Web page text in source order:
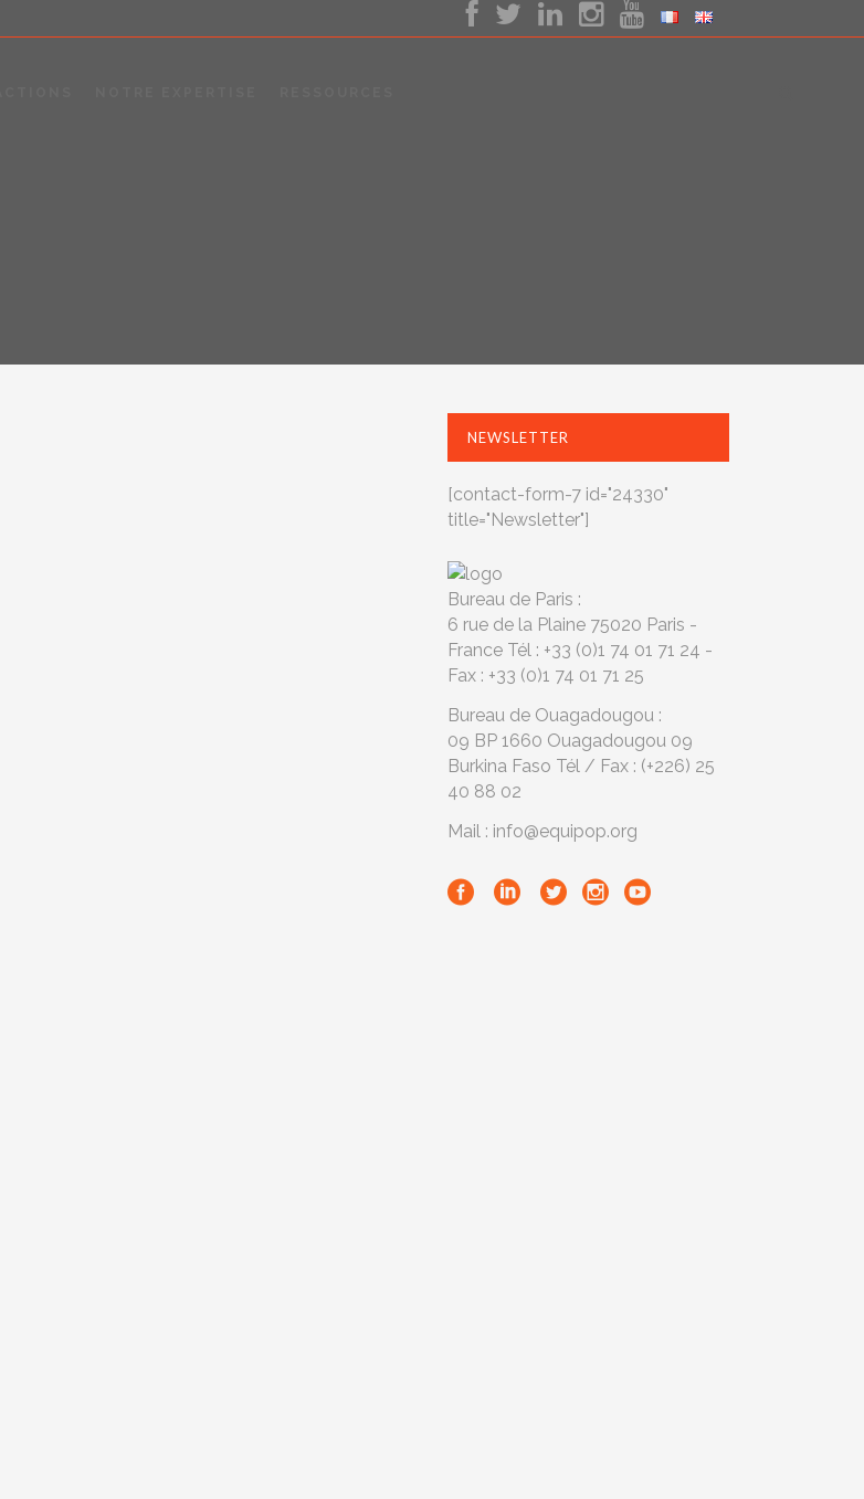
NEWSLETTER
[contact-form-7 id="24330"
title="Newsletter"]
Bureau de Paris :
6 rue de la Plaine 75020 Paris -
France Tél : +33 (0)1 74 01 71 24 -
Fax : +33 (0)1 74 01 71 25
Bureau de Ouagadougou :
09 BP 1660 Ouagadougou 09
Burkina Faso Tél / Fax : (+226) 25
40 88 02
Mail : info@equipop.org